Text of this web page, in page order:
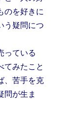
のを好きに
う疑問につ
っている
てみたこと
、苦手を克
問が生ま